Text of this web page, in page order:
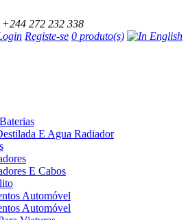
+244 272 232 338
Registe-se 0 produto(s)
E Agua Radiador
E Cabos
Automóvel
Automóvel